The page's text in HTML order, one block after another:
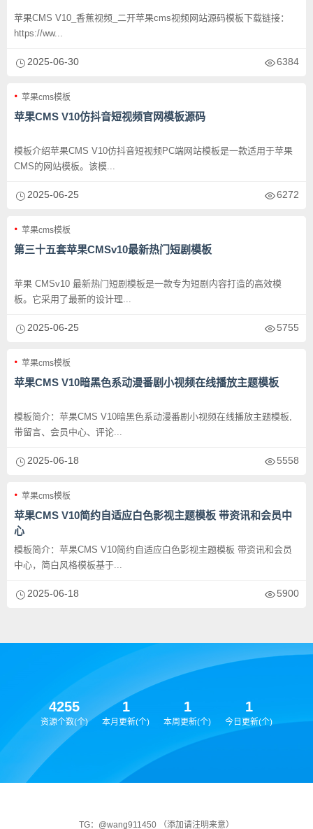
苹果CMS V10_香蕉视频_二开苹果cms视频网站源码模板下载链接：
https://ww...
2025-06-30 6384
苹果cms模板
苹果CMS V10仿抖音短视频官网模板源码
模板介绍苹果CMS V10仿抖音短视频PC端网站模板是一款适用于苹果
CMS的网站模板。该模...
2025-06-25 6272
苹果cms模板
第三十五套苹果CMSv10最新热门短剧模板
苹果 CMSv10 最新热门短剧模板是一款专为短剧内容打造的高效模
板。它采用了最新的设计理...
2025-06-25 5755
苹果cms模板
苹果CMS V10暗黑色系动漫番剧小视频在线播放主题模板
模板简介：苹果CMS V10暗黑色系动漫番剧小视频在线播放主题模板,
带留言、会员中心、评论...
2025-06-18 5558
苹果cms模板
苹果CMS V10简约自适应白色影视主题模板 带资讯和会员中
心
模板简介：苹果CMS V10简约自适应白色影视主题模板 带资讯和会员
中心，简白风格模板基于...
2025-06-18 5900
4255
资源个数(个)
1
本月更新(个)
1
本周更新(个)
1
今日更新(个)
TG：@wang911450 （添加请注明来意）